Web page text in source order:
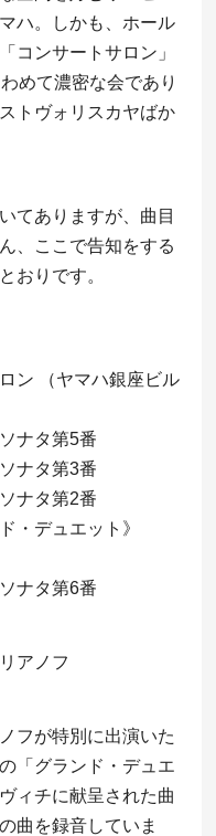
ハ。しかも、ホール
コンサートサロン」
めて濃密な会であり
トヴォリスカヤばか
てありますが、曲目
、ここで告知をする
おりです。
ン （ヤマハ銀座ビル
ナタ第5番
ナタ第3番
ナタ第2番
・デュエット》
ナタ第6番
アノフ
フが特別に出演いた
「グランド・デュエ
ィチに献呈された曲
曲を録音していま